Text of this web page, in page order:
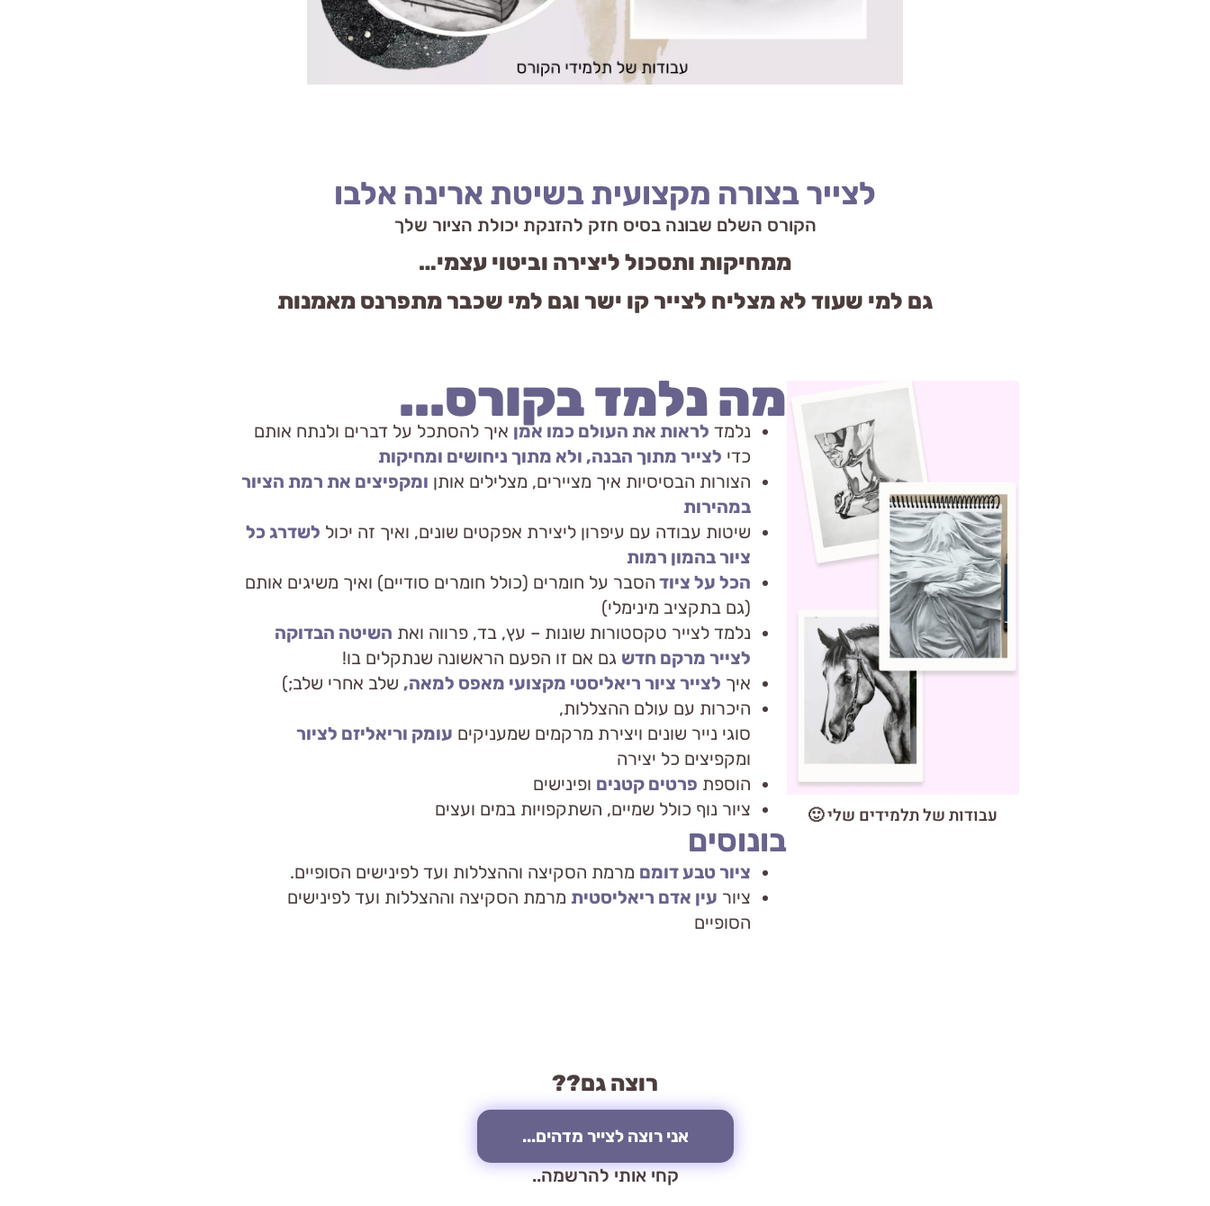
לצייר בצורה מקצועית בשיטת ארינה אלבו
הקורס השלם שבונה בסיס חזק להזנקת יכולת הציור שלך
ממחיקות ותסכול ליצירה וביטוי עצמי…
גם למי שעוד לא מצליח לצייר קו ישר וגם למי שכבר מתפרנס מאמנות
עבודות של תלמידים שלי 🙂
מה נלמד בקורס...
נלמד לראות את העולם כמו אמן איך להסתכל על דברים ולנתח אותם
כדי לצייר מתוך הבנה, ולא מתוך ניחושים ומחיקות
הצורות הבסיסיות איך מציירים, מצלילים אותן ומקפיצים את רמת הציור
במהירות
שיטות עבודה עם עיפרון ליצירת אפקטים שונים, ואיך זה יכול לשדרג כל
ציור בהמון רמות
הכל על ציוד הסבר על חומרים (כולל חומרים סודיים) ואיך משיגים אותם
(גם בתקציב מינימלי)
נלמד לצייר טקסטורות שונות – עץ, בד, פרווה ואת השיטה הבדוקה
לצייר מרקם חדש גם אם זו הפעם הראשונה שנתקלים בו!
איך לצייר ציור ריאליסטי מקצועי מאפס למאה, שלב אחרי שלב;)
היכרות עם עולם ההצללות,
סוגי נייר שונים ויצירת מרקמים שמעניקים עומק וריאליזם לציור
ומקפיצים כל יצירה
הוספת פרטים קטנים ופינישים
ציור נוף כולל שמיים, השתקפויות במים ועצים
בונוסים
ציור טבע דומם מרמת הסקיצה וההצללות ועד לפינישים הסופיים.
ציור עין אדם ריאליסטית מרמת הסקיצה וההצללות ועד לפינישים
הסופיים
רוצה גם??
אני רוצה לצייר מדהים...
קחי אותי להרשמה..